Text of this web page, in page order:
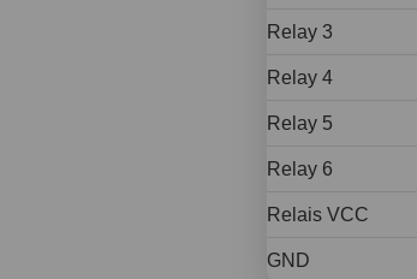
Relay 3
Relay 4
Relay 5
Relay 6
Relais VCC
GND